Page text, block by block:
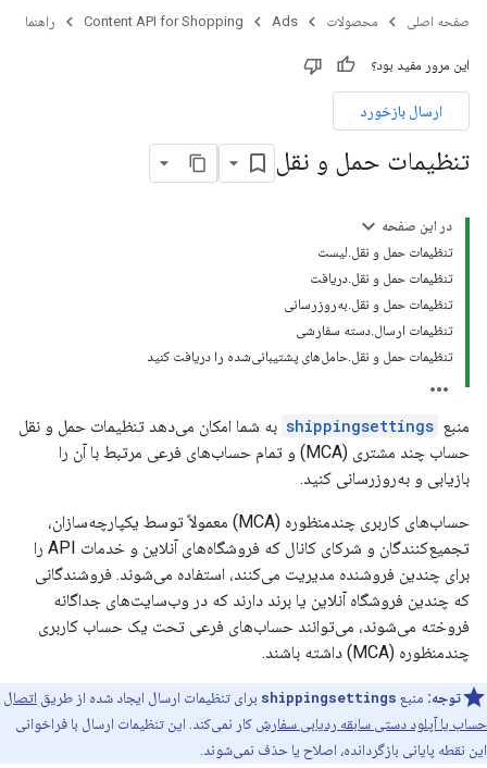
صفحه اصلی محصولات Ads
Content API for Shopping راهنما
این مرور مفید بود؟
ارسال بازخورد
تنظیمات حمل و نقل
در این صفحه
تنظیمات حمل و نقل.لیست
تنظیمات حمل و نقل.دریافت
تنظیمات حمل و نقل.به‌روزرسانی
تنظیمات ارسال.دسته سفارشی
تنظیمات حمل و نقل.حامل‌های پشتیبانی‌شده را دریافت کنید
منبع shippingsettings به شما امکان می‌دهد تنظیمات حمل و نقل
حساب چند مشتری (MCA) و تمام حساب‌های فرعی مرتبط با آن را
بازیابی و به‌روزرسانی کنید.
حساب‌های کاربری چندمنظوره (MCA) معمولاً توسط یکپارچه‌سازان،
تجمیع‌کنندگان و شرکای کانال که فروشگاه‌های آنلاین و خدمات API را
برای چندین فروشنده مدیریت می‌کنند، استفاده می‌شوند. فروشندگانی
که چندین فروشگاه آنلاین یا برند دارند که در وب‌سایت‌های جداگانه
فروخته می‌شوند، می‌توانند حساب‌های فرعی تحت یک حساب کاربری
چندمنظوره (MCA) داشته باشند.
توجه: منبع shippingsettings برای تنظیمات ارسال ایجاد شده از طریق اتصال
حساب یا آپلود دستی سابقه ردیابی سفارش کار نمی‌کند. این تنظیمات ارسال با فراخوانی
این نقطه پایانی بازگردانده، اصلاح یا حذف نمی‌شوند.